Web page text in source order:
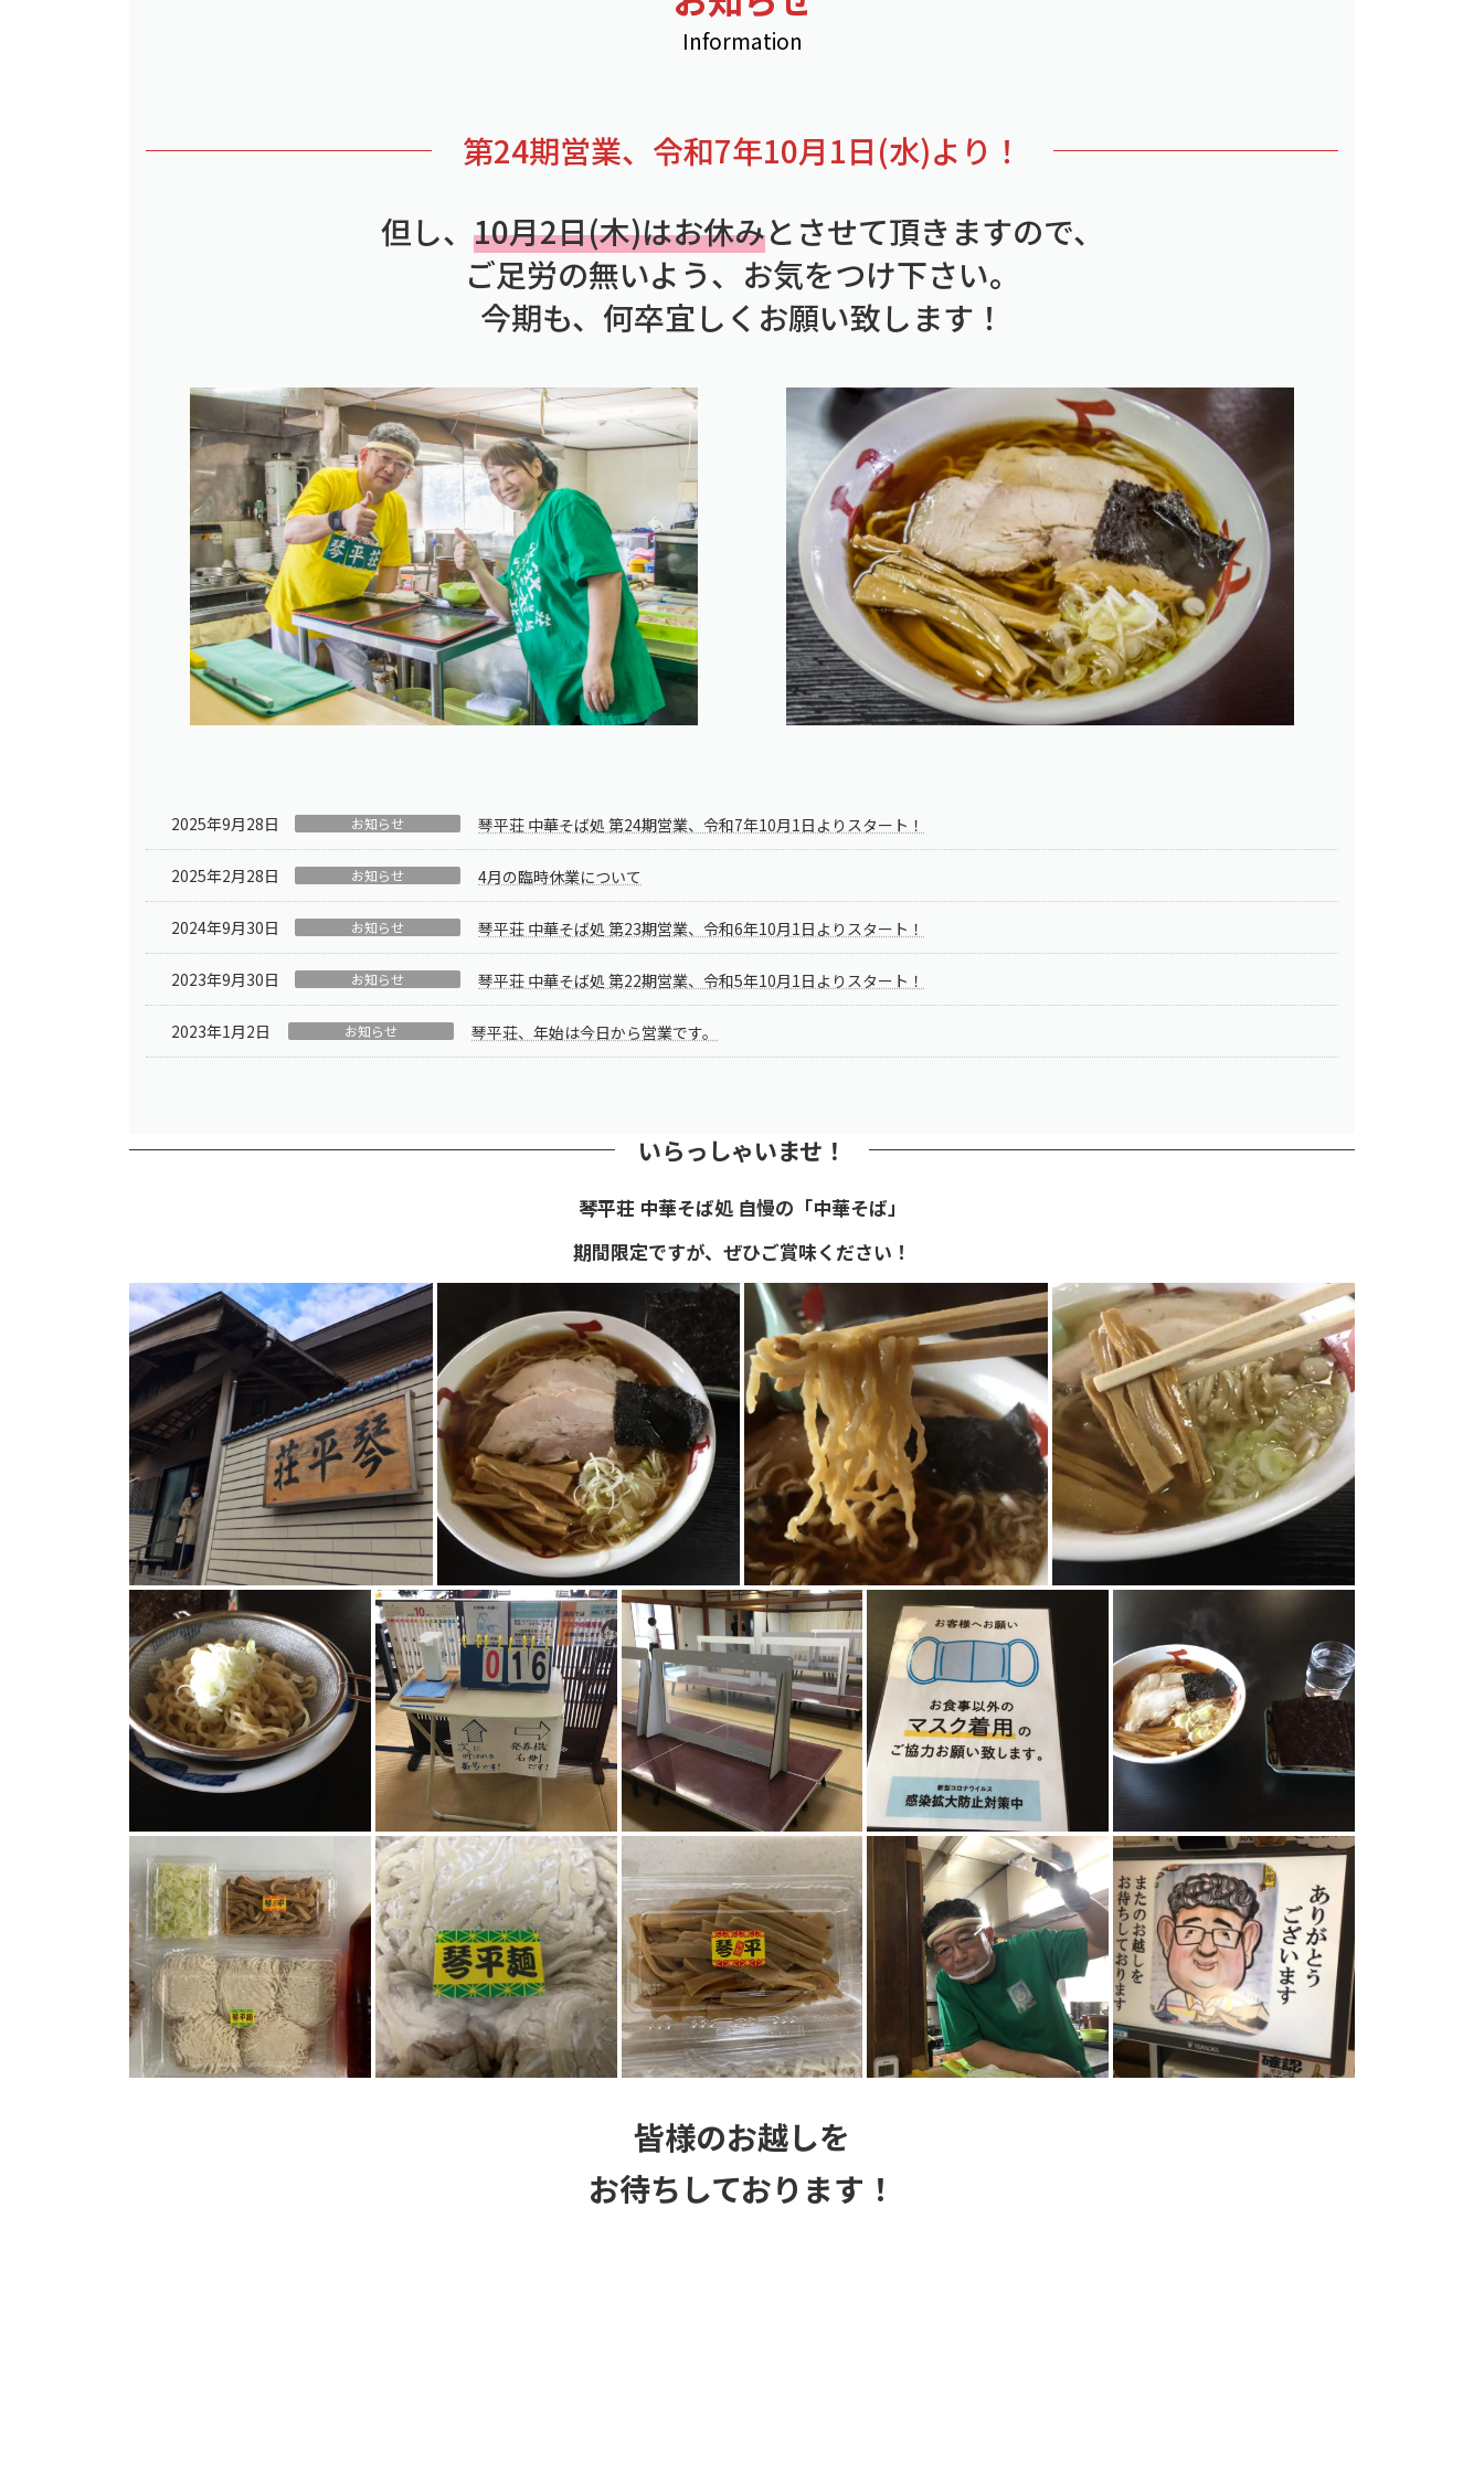
Information
第24期営業、令和7年10月1日(水)より！
但し、 10月2日(木)はお休みとさせて頂きますので、
ご足労の無いよう、お気をつけ下さい。
今期も、何卒宜しくお願い致します！
2025年9月28日 お知らせ 琴平荘 中華そば処 第24期営業、令和7年10月1日よりスタート！
2025年2月28日 お知らせ 4月の臨時休業について
2024年9月30日 お知らせ 琴平荘 中華そば処 第23期営業、令和6年10月1日よりスタート！
2023年9月30日 お知らせ 琴平荘 中華そば処 第22期営業、令和5年10月1日よりスタート！
2023年1月2日 お知らせ 琴平荘、年始は今日から営業です。
いらっしゃいませ！
琴平荘 中華そば処 自慢の「中華そば」
期間限定ですが、ぜひご賞味ください！
皆様のお越しを
お待ちしております！